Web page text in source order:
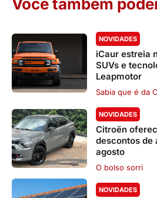
NOVIDADES
iCaur estreia
SUVs e
Leapmotor
Sabia que é da
NOVIDADES
Citroën
descontos de
agosto
O bolso sorri
NOVIDADES